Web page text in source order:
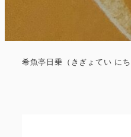
希魚亭日乗（きぎょてい に